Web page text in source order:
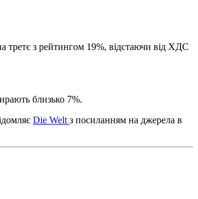
третє з рейтингом 19%, відстаючи від ХДС
близько 7%.
Die Welt з посиланням на джерела в